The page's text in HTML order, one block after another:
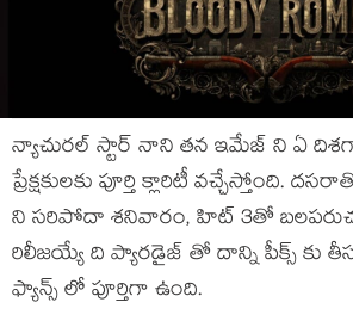
న్యాచురల్ స్టార్ నాని తన ఇమేజ్ ని ఏ దిశగా
ప్రేక్షకులకు పూర్తి క్లారిటీ వచ్చేస్తోంది.
ని సరిపోదా శనివారం, హిట్ 3తో
రిలీజయ్యే ది ప్యారడైజ్ తో దాన్ని పీక్స్ కు
ఫ్యాన్స్ లో పూర్తిగా ఉంది.